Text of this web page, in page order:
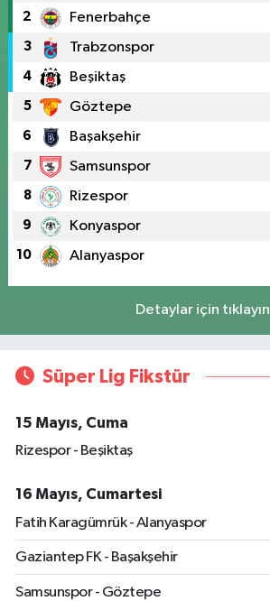
2 Fenerbahçe
3 Trabzonspor
4 Beşiktaş
5 Göztepe
6 Başakşehir
7 Samsunspor
8 Rizespor
9 Konyaspor
10 Alanyaspor
Detaylar için tıklayın
Süper Lig Fikstür
15 Mayıs, Cuma
Rizespor - Beşiktaş
16 Mayıs, Cumartesi
Fatih Karagümrük - Alanyaspor
Gaziantep FK - Başakşehir
Samsunspor - Göztepe